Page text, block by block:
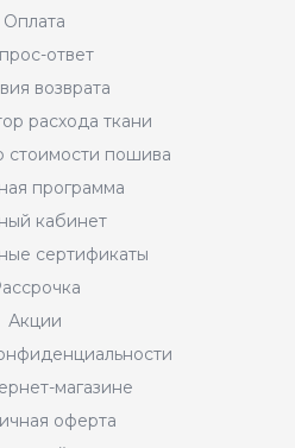
Оплата
ответ
возврата
расхода ткани
стоимости пошива
программа
кабинет
сертификаты
Акции
магазине
оферта